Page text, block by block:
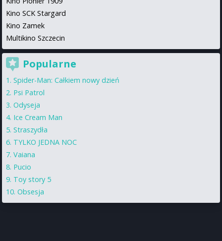
Kino SCK Stargard
Kino Zamek
Multikino Szczecin
Popularne
Spider-Man: Całkiem nowy dzień
Psi Patrol
Odyseja
Ice Cream Man
Straszydła
TYLKO JEDNA NOC
Vaiana
Pucio
Toy story 5
Obsesja